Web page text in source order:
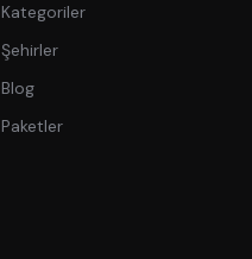
Kategoriler
Şehirler
Blog
Paketler